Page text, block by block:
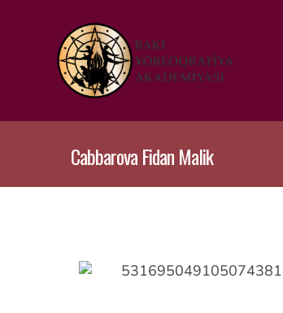
Cabbarova Fidan Malik